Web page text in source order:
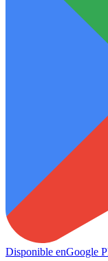
Disponible enGoogle